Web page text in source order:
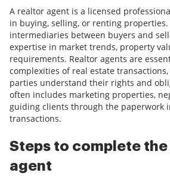
A realtor agent is a licensed
in buying, selling, or renting properties.
intermediaries between buyers and
expertise in market trends, property
requirements. Realtor agents are
complexities of real estate
parties understand their rights and
often includes marketing properties,
guiding clients through the paperwork
transactions.
Steps to complete
agent